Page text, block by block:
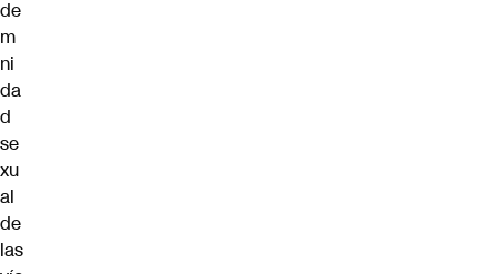
de
m
ni
da
d
se
xu
al
de
las